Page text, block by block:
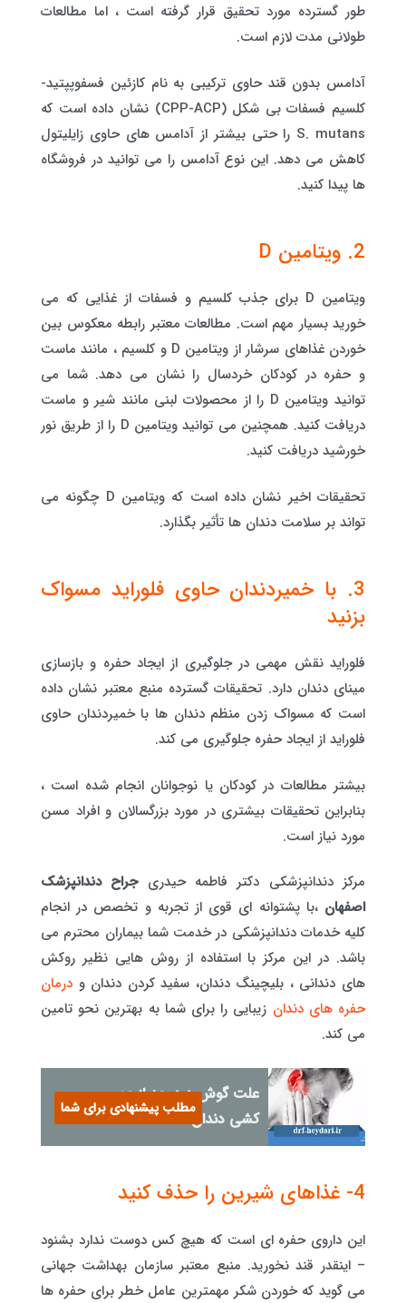
طور گسترده مورد تحقیق قرار گرفته است ، اما مطالعات
طولانی مدت لازم است.
آدامس بدون قند حاوی ترکیبی به نام کازئین فسفوپپتید-
کلسیم فسفات بی شکل (CPP-ACP) نشان داده است که
S. mutans را حتی بیشتر از آدامس های حاوی زایلیتول
کاهش می دهد. این نوع آدامس را می توانید در فروشگاه
ها پیدا کنید.
2. ویتامین D
ویتامین D برای جذب کلسیم و فسفات از غذایی که می
خورید بسیار مهم است. مطالعات معتبر رابطه معکوس بین
خوردن غذاهای سرشار از ویتامین D و کلسیم ، مانند ماست
و حفره در کودکان خردسال را نشان می دهد. شما می
توانید ویتامین D را از محصولات لبنی مانند شیر و ماست
دریافت کنید. همچنین می توانید ویتامین D را از طریق نور
خورشید دریافت کنید.
تحقیقات اخیر نشان داده است که ویتامین D چگونه می
تواند بر سلامت دندان ها تأثیر بگذارد.
3. با خمیردندان حاوی فلوراید مسواک
بزنید
فلوراید نقش مهمی در جلوگیری از ایجاد حفره و بازسازی
مینای دندان دارد. تحقیقات گسترده منبع معتبر نشان داده
است که مسواک زدن منظم دندان ها با خمیردندان حاوی
فلوراید از ایجاد حفره جلوگیری می کند.
بیشتر مطالعات در کودکان یا نوجوانان انجام شده است ،
بنابراین تحقیقات بیشتری در مورد بزرگسالان و افراد مسن
مورد نیاز است.
مرکز دندانپزشکی دکتر فاطمه حیدریجراح دندانپزشک
اصفهان ،با پشتوانه ای قوی از تجربه و تخصص در انجام
کلیه خدمات دندانپزشکی در خدمت شما بیماران محترم می
باشد. در این مرکز با استفاده از روش هایی نظیر روکش
های دندانی ، بلیچینگ دندان، سفید کردن دندان و درمان
حفره های دندان زیبایی را برای شما به بهترین نحو تامین
می کند.
علت گوش درد بعد از عصب
کشی دندانمطلب پیشنهادی برای شما
4- غذاهای شیرین را حذف کنید
این داروی حفره ای است که هیچ کس دوست ندارد بشنود
– اینقدر قند نخورید. منبع معتبر سازمان بهداشت جهانی
می گوید که خوردن شکر مهمترین عامل خطر برای حفره ها